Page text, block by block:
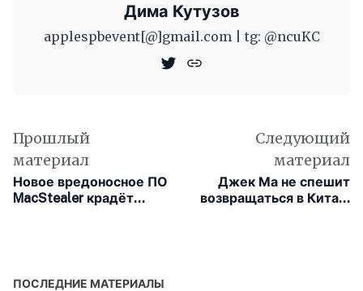
Дима Кутузов
applespbevent[@]gmail.com | tg: @ncuKC
Прошлый
материал
Новое вредоносное ПО
MacStealer крадёт
Следующий
материал
Джек Ма не спешит
возвращаться в Китай,
ПОСЛЕДНИЕ МАТЕРИАЛЫ